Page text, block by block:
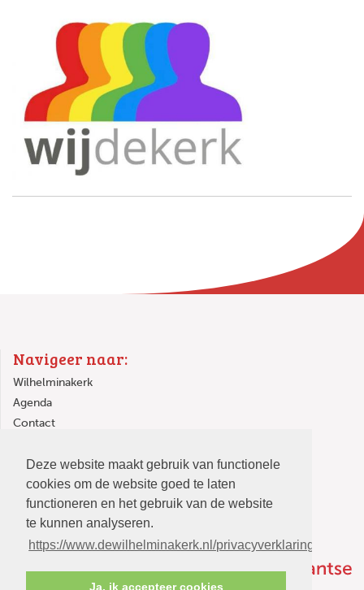
Deze website maakt gebruik van functionele
cookies om de website goed te laten
functioneren en het gebruik van de website
te kunnen analyseren.
https://www.dewilhelminakerk.nl/privacyverklaring
Ja, ik accepteer cookies
Navigeer naar:
Wilhelminakerk
Agenda
Contact
In de Wilhelminakerk